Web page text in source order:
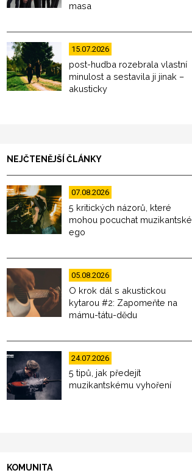
masa
15.07.2026
post-hudba rozebrala vlastní
minulost a sestavila ji jinak –
akusticky
NEJČTENĚJŠÍ ČLÁNKY
07.08.2026
5 kritických názorů, které
mohou pocuchat muzikantské
ego
05.08.2026
O krok dál s akustickou
kytarou #2: Zapomeňte na
mámu-tátu-dědu
24.07.2026
5 tipů, jak předejít
muzikantskému vyhoření
KOMUNITA